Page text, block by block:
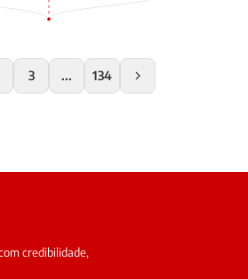
3 ... 134
credibilidade,